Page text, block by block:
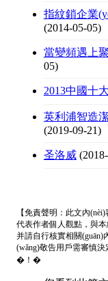
指紋鎖企業
(2014-05-05)
當變頻遇上
05)
2013中國十
英利浦智造
(2019-09-21)
圣洛威
【免責聲明：此文內(nèi)
代表作者個人觀點，與本
并請自行核實相關(guān)內
(wǎng)敬告用戶需審慎決
�！�